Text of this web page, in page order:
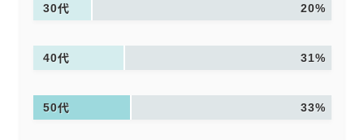
30代 20%
40代 31%
50代 33%